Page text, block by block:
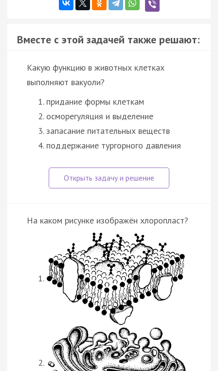
Вместе с этой задачей также решают:
Какую функцию в животных клетках
выполняют вакуоли?
придание формы клеткам
осморегуляция и выделение
запасание питательных веществ
поддержание тургорного давления
На каком рисунке изображён хлоропласт?